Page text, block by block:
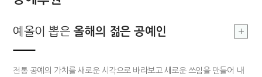
부여, 지역문화싹틔우기
부여 지역의 공예를 기반으로 한 지역문화를 발전시킴으로 공예 커뮤니티
예올이 뽑은 올해의 장인
전통적 기법과 기능을 구현할 수 있고 개방적 사고를 가지고 있는 장인 한
예올이 뽑은 올해의 젊은 공예인
전통 공예의 가치를 새로운 시각으로 바라보고 새로운 쓰임을 만들어 내
부여, 지역문화올해의 장인